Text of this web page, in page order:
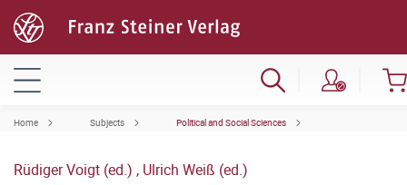
Home Subjects Political and Social Sciences
Rüdiger Voigt (ed.) , Ulrich Weiß (ed.)